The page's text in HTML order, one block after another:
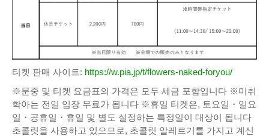
티켓 판매 사이트: https://w.pia.jp/t/flowers-naked-foryou/
※문중 및 티켓 요금표의 가격은 모두 세금 포함입니다 ※미취
학아는 전일 입장 무료가 됩니다 ※휴일 티켓은, 토요일・일요
일・공휴일・휴일 및 별도 설정하는 특정일이 대상이 됩니다
초콜릿을 사용하고 있으므로, 초콜릿 알레르기를 가지고 계신